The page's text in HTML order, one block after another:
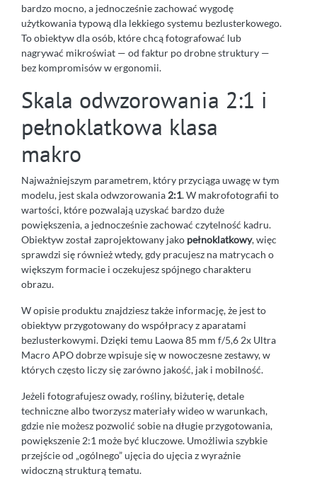
bardzo mocno, a jednocześnie zachować wygodę
użytkowania typową dla lekkiego systemu bezlusterkowego.
To obiektyw dla osób, które chcą fotografować lub
nagrywać mikroświat — od faktur po drobne struktury —
bez kompromisów w ergonomii.
Skala odwzorowania 2:1 i
pełnoklatkowa klasa
makro
Najważniejszym parametrem, który przyciąga uwagę w tym
modelu, jest skala odwzorowania 2:1. W makrofotografii to
wartości, które pozwalają uzyskać bardzo duże
powiększenia, a jednocześnie zachować czytelność kadru.
Obiektyw został zaprojektowany jako pełnoklatkowy, więc
sprawdzi się również wtedy, gdy pracujesz na matrycach o
większym formacie i oczekujesz spójnego charakteru
obrazu.
W opisie produktu znajdziesz także informację, że jest to
obiektyw przygotowany do współpracy z aparatami
bezlusterkowymi. Dzięki temu Laowa 85 mm f/5,6 2x Ultra
Macro APO dobrze wpisuje się w nowoczesne zestawy, w
których często liczy się zarówno jakość, jak i mobilność.
Jeżeli fotografujesz owady, rośliny, biżuterię, detale
techniczne albo tworzysz materiały wideo w warunkach,
gdzie nie możesz pozwolić sobie na długie przygotowania,
powiększenie 2:1 może być kluczowe. Umożliwia szybkie
przejście od „ogólnego” ujęcia do ujęcia z wyraźnie
widoczną strukturą tematu.